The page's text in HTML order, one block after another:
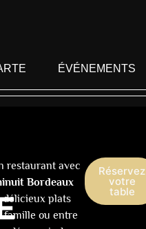
ÉVÉNEMENTS
restaurant avec
Bordeaux
délicieux plats
famille ou entre
Réservez
votre
table